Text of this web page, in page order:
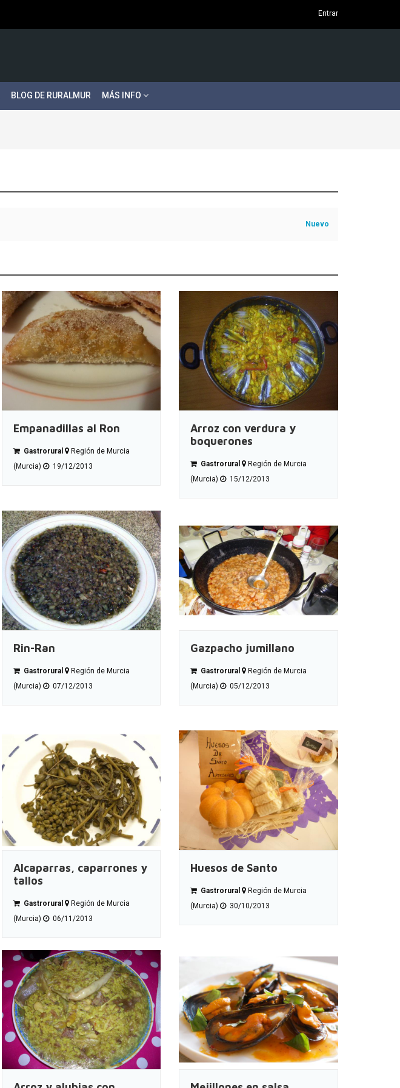
Entrar
BLOG DE RURALMUR MÁS INFO
Nuevo
Empanadillas al Ron
Gastrorural
Región de Murcia
(Murcia)
19/12/2013
Arroz con verdura y
boquerones
Gastrorural
Región de Murcia
(Murcia)
15/12/2013
Rin-Ran
Gastrorural
Región de Murcia
(Murcia)
07/12/2013
Gazpacho jumillano
Gastrorural
Región de Murcia
(Murcia)
05/12/2013
Alcaparras, caparrones y
tallos
Gastrorural
Región de Murcia
(Murcia)
06/11/2013
Huesos de Santo
Gastrorural
Región de Murcia
(Murcia)
30/10/2013